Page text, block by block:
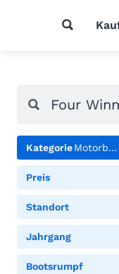
Kategorie
Preis
Standort
Jahrgang
Bootsrumpf